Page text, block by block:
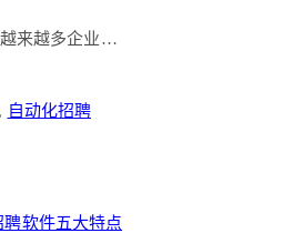
来越多企业…
, 自动化招聘
软件五大特点